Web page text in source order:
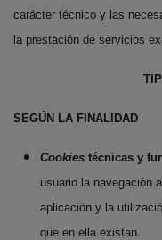
carácter técnico y las
la prestación de servicios
SEGÚN LA FINALIDAD
Cookies técnicas y
usuario la navegación
aplicación y la
que en ella existan.